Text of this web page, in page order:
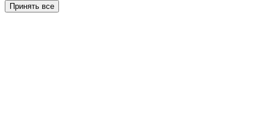
Принять все